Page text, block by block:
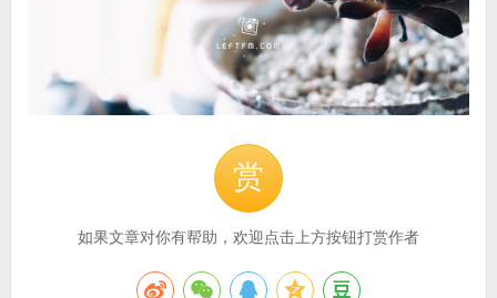
赏
如果文章对你有帮助，欢迎点击上方按钮打赏作者